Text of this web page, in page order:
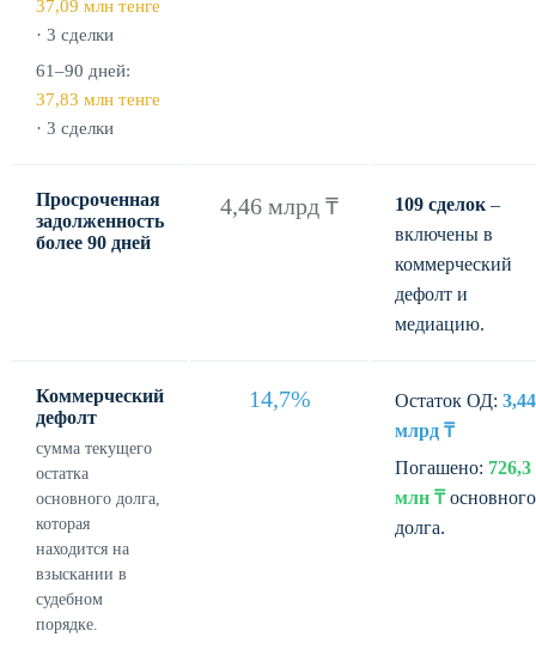
37,09 млн тенге
· 3 сделки
61–90 дней:
37,83 млн тенге
· 3 сделки
Просроченная
задолженность
более 90 дней
4,46 млрд ₸ 109 сделок –
включены в
коммерческий
дефолт и
медиацию.
Коммерческий
дефолт
сумма текущего
остатка
основного долга,
которая
находится на
взыскании в
судебном
порядке.
14,7% Остаток ОД: 3,44
млрд ₸
Погашено: 726,3
млн ₸основного
долга.